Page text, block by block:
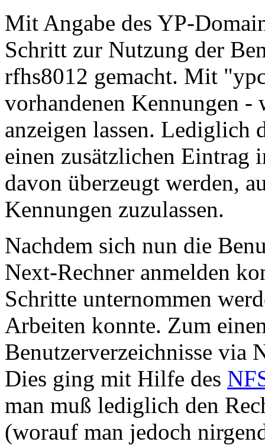
Mit Angabe des YP-
Schritt zur Nutzung der
rfhs8012 gemacht. Mit
vorhandenen Kennungen
anzeigen lassen. Lediglich
einen zusätzlichen Eintrag
davon überzeugt werden,
Kennungen zuzulassen.
Nachdem sich nun die
Next-Rechner anmelden
Schritte unternommen
Arbeiten konnte. Zum
Benutzerverzeichnisse via
Dies ging mit Hilfe des
man muß lediglich den
(worauf man jedoch